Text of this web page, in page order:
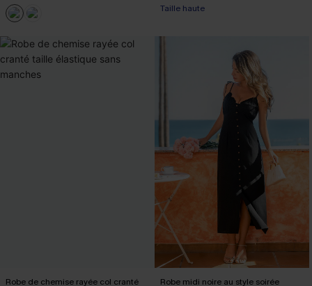
Taille haute
Robe de chemise rayée col cranté Robe midi noire au style soirée